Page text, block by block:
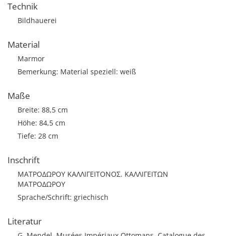
Technik
Bildhauerei
Material
Marmor
Bemerkung: Material speziell: weiß
Maße
Breite: 88,5 cm
Höhe: 84,5 cm
Tiefe: 28 cm
Inschrift
ΜΑΤΡΟΔΩΡΟΥ ΚΑΛΛΙΓΕΙΤΟΝΟΣ. ΚΑΛΛΙΓΕΙΤΩΝ
ΜΑΤΡΟΔΩΡΟΥ
Sprache/Schrift: griechisch
Literatur